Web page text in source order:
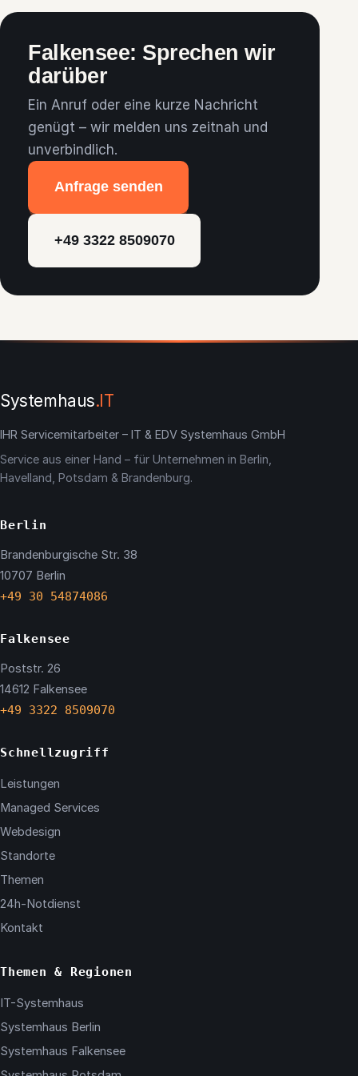
Terminvereinbarung.
Falkensee: Sprechen wir
darüber
Ein Anruf oder eine kurze Nachricht
genügt – wir melden uns zeitnah und
unverbindlich.
Anfrage senden
+49 3322 8509070
Systemhaus.IT
IHR Servicemitarbeiter – IT & EDV Systemhaus GmbH
Service aus einer Hand – für Unternehmen in Berlin,
Havelland, Potsdam & Brandenburg.
Berlin
Brandenburgische Str. 38
10707 Berlin
+49 30 54874086
Falkensee
Poststr. 26
14612 Falkensee
+49 3322 8509070
Schnellzugriff
Leistungen
Managed Services
Webdesign
Standorte
Themen
24h-Notdienst
Kontakt
Themen & Regionen
IT-Systemhaus
Systemhaus Berlin
Systemhaus Falkensee